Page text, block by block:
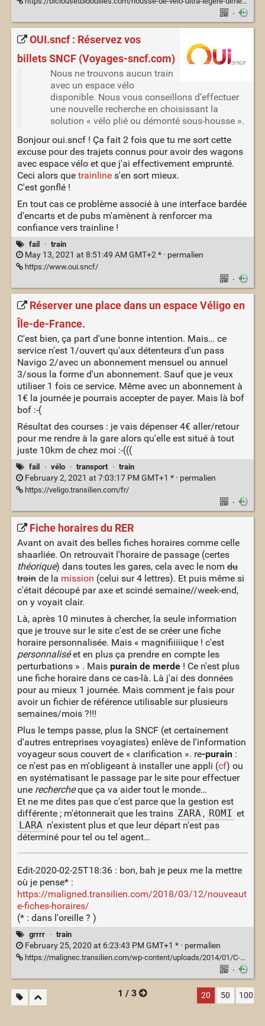
·
OUI.sncf : Réservez vos
billets SNCF (Voyages-sncf.com)
Nous ne trouvons aucun train
avec un espace vélo
disponible. Nous vous conseillons d’effectuer
une nouvelle recherche en choisissant la
solution « vélo plié ou démonté sous-housse ».
Bonjour oui.sncf ! Ça fait 2 fois que tu me sort cette
excuse pour des trajets connus pour avoir des wagons
avec espace vélo et que j'ai effectivement emprunté.
Ceci alors que trainlines'en sort mieux.
C'est gonflé !
En tout cas ce problème associé à une interface bardée
d'encarts et de pubs m'amènent à renforcer ma
confiance vers trainline !
fail · train
May 13, 2021 at 8:51:49 AM GMT+2 * · permalien
https://www.oui.sncf/
·
Réserver une place dans un espace Véligo en
Île-de-France.
C'est bien, ça part d'une bonne intention. Mais… ce
service n'est 1/ouvert qu'aux détenteurs d'un pass
Navigo 2/avec un abonnement mensuel ou annuel
3/sous la forme d'un abonnement. Sauf que je veux
utiliser 1 fois ce service. Même avec un abonnement à
1€ la journée je pourrais accepter de payer. Mais là bof
bof :-(
Résultat des courses : je vais dépenser 4€ aller/retour
pour me rendre à la gare alors qu'elle est situé à tout
juste 10km de chez moi :-(((
fail · vélo · transport · train
February 2, 2021 at 7:03:17 PM GMT+1 * · permalien
https://veligo.transilien.com/fr/
·
Fiche horaires du RER
Avant on avait des belles fiches horaires comme celle
shaarliée. On retrouvait l'horaire de passage (certes
théorique) dans toutes les gares, cela avec le nomdu
trainde la mission (celui sur 4 lettres). Et puis même si
c'était découpé par axe et scindé semaine//week-end,
on y voyait clair.
Là, après 10 minutes à chercher, la seule information
que je trouve sur le site c'est de se créer une fiche
horaire personnalisée. Mais « magnifiiiiique ! c'est
personnaliséet en plus ça prendre en compte les
perturbations » . Mais purain de merde! Ce n'est plus
une fiche horaire dans ce cas-là. Là j'ai des données
pour au mieux 1 journée. Mais comment je fais pour
avoir un fichier de référence utilisable sur plusieurs
semaines/mois ?!!!
Plus le temps passe, plus la SNCF (et certainement
d'autres entreprises voyagistes) enlève de l'information
voyageur sous couvert de « clarification ». re-purain:
ce n'est pas en m'obligeant à installer une appli (cf) ou
en systématisant le passage par le site pour effectuer
une rechercheque ça va aider tout le monde…
Et ne me dites pas que c'est parce que la gestion est
différente ; m'étonnerait que les trains ZARA , ROMI et
LARA n'existent plus et que leur départ n'est pas
déterminé pour tel ou tel agent…
Edit-2020-02-25T18:36 : bon, bah je peux me la mettre
où je pense* :
https://maligned.transilien.com/2018/03/12/nouveaut
e-fiches-horaires/
(* : dans l'oreille ? )
grrrr · train
February 25, 2020 at 6:23:43 PM GMT+1 * · permalien
https://malignec.transilien.com/wp-content/uploads/2014/01/C-HIV14-D65-LV-v01.pdf
·
1 / 3
20 50 100